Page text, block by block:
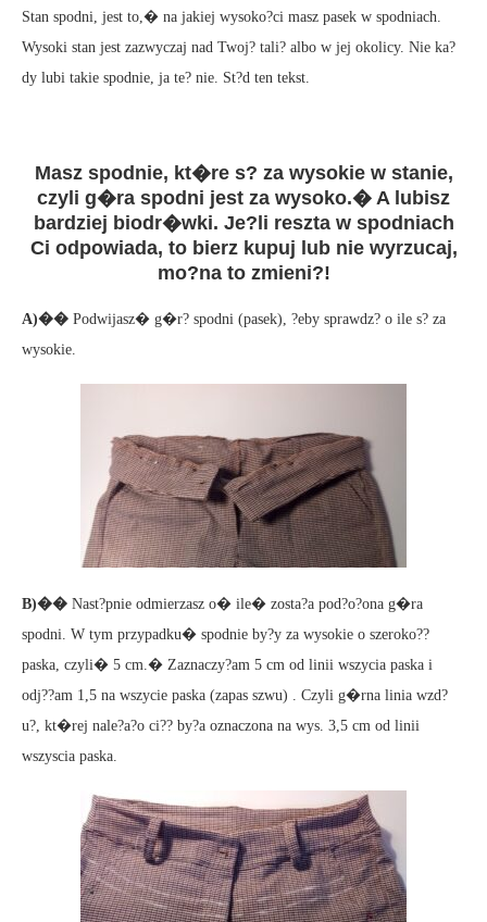
Stan spodni, jest to,� na jakiej wysoko?ci masz pasek w spodniach.
Wysoki stan jest zazwyczaj nad Twoj? tali? albo w jej okolicy. Nie ka?
dy lubi takie spodnie, ja te? nie. St?d ten tekst.
Masz spodnie, kt�re s? za wysokie w stanie,
czyli g�ra spodni jest za wysoko.� A lubisz
bardziej biodr�wki. Je?li reszta w spodniach
Ci odpowiada, to bierz kupuj lub nie wyrzucaj,
mo?na to zmieni?!
A)�� Podwijasz� g�r? spodni (pasek), ?eby sprawdz? o ile s? za
wysokie.
B)�� Nast?pnie odmierzasz o� ile� zosta?a pod?o?ona g�ra
spodni. W tym przypadku� spodnie by?y za wysokie o szeroko??
paska, czyli� 5 cm.� Zaznaczy?am 5 cm od linii wszycia paska i
odj??am 1,5 na wszycie paska (zapas szwu) . Czyli g�rna linia wzd?
u?, kt�rej nale?a?o ci?? by?a oznaczona na wys. 3,5 cm od linii
wszyscia paska.